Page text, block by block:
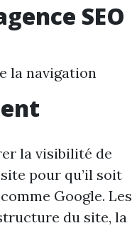
SEO
la navigation
la visibilité de
pour qu’il soit
Google. Les
du site, la